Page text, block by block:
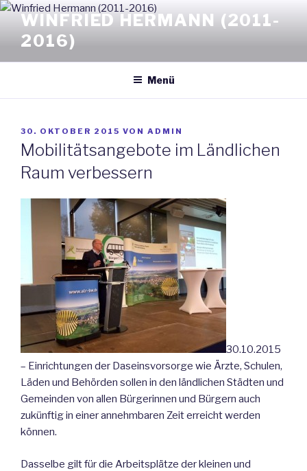
Zum
Inhalt
springen
WINFRIED HERMANN (2011-
2016)
Menü
VERÖFFENTLICHT
AM
30. OKTOBER 2015 VON ADMIN
Mobilitätsangebote im Ländlichen
Raum verbessern
30.10.2015
– Einrichtungen der Daseinsvorsorge wie Ärzte, Schulen,
Läden und Behörden sollen in den ländlichen Städten und
Gemeinden von allen Bürgerinnen und Bürgern auch
zukünftig in einer annehmbaren Zeit erreicht werden
können.
Dasselbe gilt für die Arbeitsplätze der kleinen und